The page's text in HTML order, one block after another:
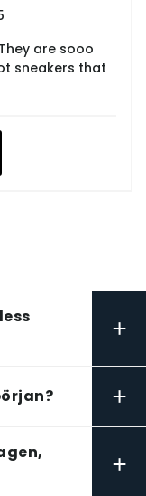
are sooo
sneakers that
+
+
+